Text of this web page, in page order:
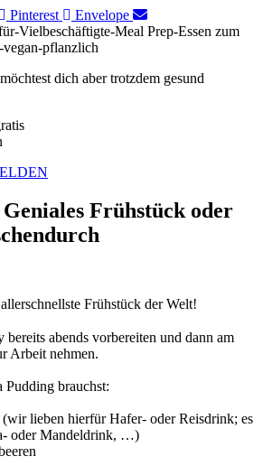
Pinterest Envelope
dich aber trotzdem gesund
Frühstück oder
Frühstück der Welt!
bereits abends vorbereiten und dann am
Arbeit nehmen.⁣⁣
Pudding brauchst:
lieben hierfür Hafer- oder Reisdrink; es
oder Mandeldrink, …)⁣⁣